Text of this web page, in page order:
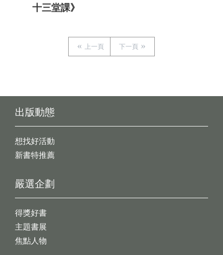
十三堂課》
上一頁 下一頁
出版動態
想找好活動
新書特推薦
嚴選企劃
得獎好書
主題書展
焦點人物